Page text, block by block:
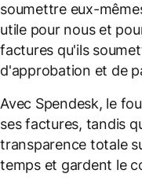
soumettre eux-
utile pour nous et
factures qu'ils
d'approbation et de
Avec Spendesk, le
ses factures, tandis
transparence totale
temps et gardent le